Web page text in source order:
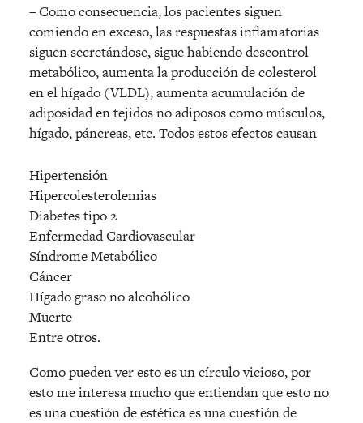
– Como consecuencia, los pacientes siguen
comiendo en exceso, las respuestas inflamatorias
siguen secretándose, sigue habiendo descontrol
metabólico, aumenta la producción de colesterol
en el hígado (VLDL), aumenta acumulación de
adiposidad en tejidos no adiposos como músculos,
hígado, páncreas, etc. Todos estos efectos causan
Hipertensión
Hipercolesterolemias
Diabetes tipo 2
Enfermedad Cardiovascular
Síndrome Metabólico
Cáncer
Hígado graso no alcohólico
Muerte
Entre otros.
Como pueden ver esto es un círculo vicioso, por
esto me interesa mucho que entiendan que esto no
es una cuestión de estética es una cuestión de